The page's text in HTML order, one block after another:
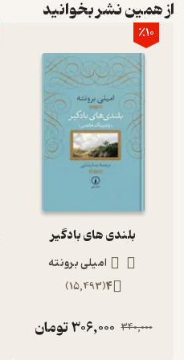
از همین نشر بخوانید
٪10
بلندی های بادگیر
امیلی برونته
4
(
15,493
)
340,000
306,000تومان